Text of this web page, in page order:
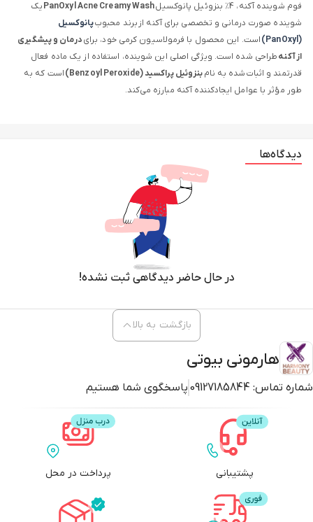
فوم شوینده آکنه، 4٪ بنزوئیل پانوکسیل
یک
شوینده صورت درمانی و تخصصی برای آکنه از برند محبوبپانوکسیل
(PanOxyl)
است. این محصول با فرمولاسیون کرمی خود، برایدرمان و پیشگیری
از آکنهطراحی شده است. ویژگی اصلی این شوینده، استفاده از یک ماده فعال
قدرتمند و اثبات‌شده به نامبنزوئیل پراکسید (Benzoyl Peroxide)
است که به
طور مؤثر با عوامل ایجادکننده آکنه مبارزه می‌کند.
فوم شوینده آکنه، 4٪ بنزوئیل پانوکسیل با رویکردی قوی به مبارزه با آکنه، دو
مبارزه با باکتری‌های مولد آکنه: بنزوئیل پراکسید یک عامل ضد باکتریایی
قوی است که با از بین بردن باکتریP. acnes
کاهش التهاب و جوش‌های موجود کمک کرده و از بروز جوش‌های جدید
جلوگیری می‌کند.
بین بردن سلول‌های مرده پوست، به پاکسازی منافذ مسدود شده کمک
کرده و از تشکیل جوش‌های سرسیاه و سرسفید پیشگیری می‌نماید.
فرمولاسیون کرمی این شوینده به گونه‌ای است که با وجود قدرت بالا، سعی در
کاهش خشکی و تحریک احتمالی پوست دارد. این محصول در دو
غلظت
و10٪
عرضه می‌شود که نسخه 4٪ برای استفاده روزانه و پوست‌های
حساس‌تر توصیه می‌شود.
دیدگاه‌ها
در حال حاضر دیدگاهی ثبت نشده!
هارمونی بیوتی
شماره تماس: 09127185844 پاسخگوی شما هستیم
بازگشت به بالا
پشتیبانی پرداخت در محل